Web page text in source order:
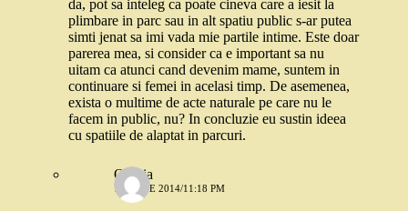
da, pot sa inteleg ca poate cineva care a iesit la
plimbare in parc sau in alt spatiu public s-ar putea
simti jenat sa imi vada mie partile intime. Este doar
parerea mea, si consider ca e important sa nu
uitam ca atunci cand devenim mame, suntem in
continuare si femei in acelasi timp. De asemenea,
exista o multime de acte naturale pe care nu le
facem in public, nu? In concluzie eu sustin ideea
cu spatiile de alaptat in parcuri.
Omnia
12 IUNIE 2014/11:18 PM